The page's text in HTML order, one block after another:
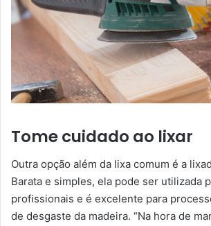
Tome cuidado ao lixar
Outra opção além da lixa comum é a
Barata e simples, ela pode ser utilizada
profissionais e é excelente para
de desgaste da madeira. “Na hora de